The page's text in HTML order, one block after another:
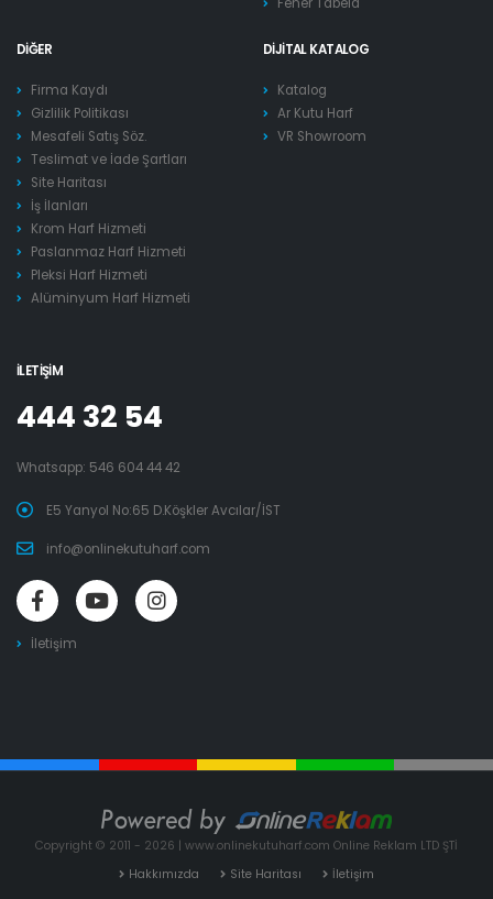
DIĞER
Firma Kaydı
Gizlilik Politikası
Mesafeli Satış Söz.
Teslimat ve İade Şartları
Site Haritası
İş İlanları
Krom Harf Hizmeti
Paslanmaz Harf Hizmeti
Pleksi Harf Hizmeti
Alüminyum Harf Hizmeti
DIJITAL KATALOG
Katalog
Ar Kutu Harf
VR Showroom
İLETIŞIM
444 32 54
Whatsapp: 546 604 44 42
E5 Yanyol No:65 D.Köşkler Avcılar/İST
info@onlinekutuharf.com
İletişim
Copyright © 2011 - 2026 | www.onlinekutuharf.com Online Reklam LTD ŞTİ
Hakkımızda
Site Haritası İletişim